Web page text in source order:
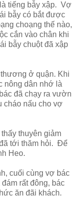
tiếng bẫy xập. Vợ
bẫy có bắt được
choạng thế nào,
cắn vào chân khi
bẫy chuột đã xập
ở quận. Khi
nông dân nhớ là
đã chạy ra vườn
cháo nấu cho vợ
thuyên giảm
tới thăm hỏi. Để
Heo.
cuối cùng vợ bác
rất đông, bác
ăn đãi khách.